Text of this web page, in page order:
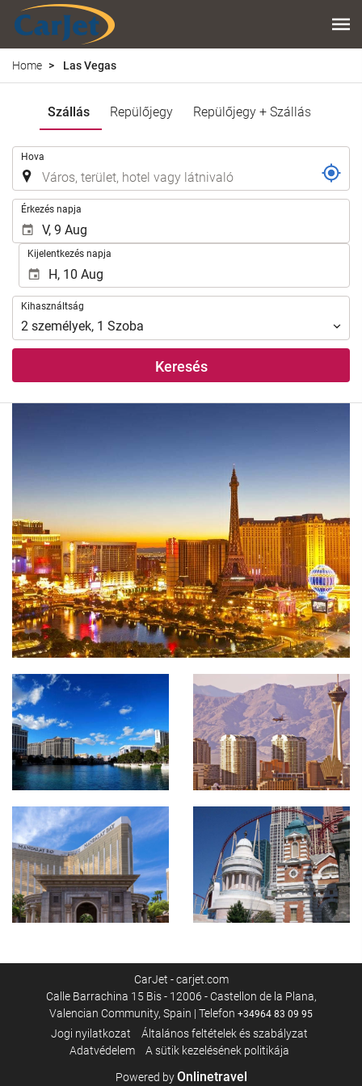
Home Las Vegas
Szállás Repülőjegy Repülőjegy + Szállás
Hova
Érkezés napja
Kijelentkezés napja
Kihasználtság
Kihasználtság
2 személyek, 1 Szoba
Keresés
CarJet - carjet.com
Calle Barrachina 15 Bis - 12006 - Castellon de la Plana,
Valencian Community, Spain | Telefon +34964 83 09 95
Jogi nyilatkozat
Általános feltételek és szabályzat
Adatvédelem
A sütik kezelésének politikája
Powered byOnlinetravel